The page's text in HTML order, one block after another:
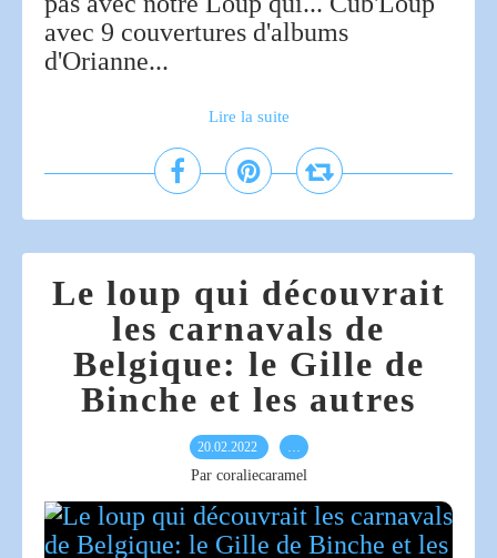
avec 9 couvertures d'albums
d'Orianne...
Lire la suite
Le loup qui découvrait
les carnavals de
Belgique: le Gille de
Binche et les autres
20.02.2022 …
Par coraliecaramel